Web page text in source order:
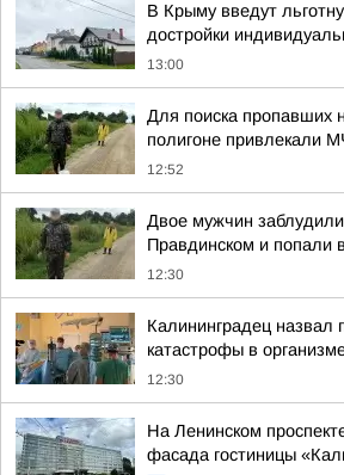
В Крыму введут
достройки
13:00
Для поиска пропавших
полигоне привлекали
12:52
Двое мужчин
Правдинском и попали
12:30
Калининградец назвал
катастрофы в
12:30
На Ленинском
фасада гостиницы